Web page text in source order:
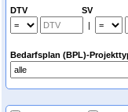
DTV SV
|
Bedarfsplan (BPL)-